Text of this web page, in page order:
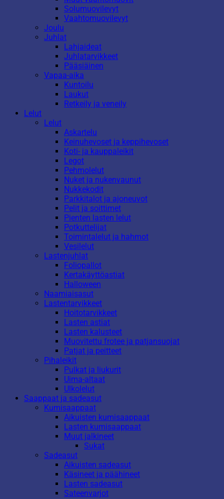
Solumuovilevyt
Vaahtomuovilevyt
Joulu
Juhlat
Lahjaideat
Juhlatarvikkeet
Pääsiäinen
Vapaa-aika
Kuntoilu
Laukut
Retkeily ja veneily
Lelut
Lelut
Askartelu
Keinuhevoset ja keppihevoset
Koti- ja kauppaleikit
Legot
Pehmolelut
Nuket ja nukenvaunut
Nukkekodit
Parkkitalot ja ajoneuvot
Pelit ja soittimet
Pienten lasten lelut
Potkuttelijat
Toimintalelut ja hahmot
Vesilelut
Lastenjuhlat
Foliopallot
Kertakäyttöastiat
Halloween
Naamiaisasut
Lastentarvikkeet
Hoitotarvikkeet
Lasten astiat
Lasten kalusteet
Muovitettu frotee ja patjansuojat
Patjat ja peitteet
Pihaleikit
Pulkat ja liukurit
Uima-altaat
Ulkolelut
Saappaat ja sadeasut
Kumisaappaat
Aikuisten kumisaappaat
Lasten kumisaappaat
Muut jalkineet
Sukat
Sadeasut
Aikuisten sadeasut
Käsineet ja päähineet
Lasten sadeasut
Sateenvarjot